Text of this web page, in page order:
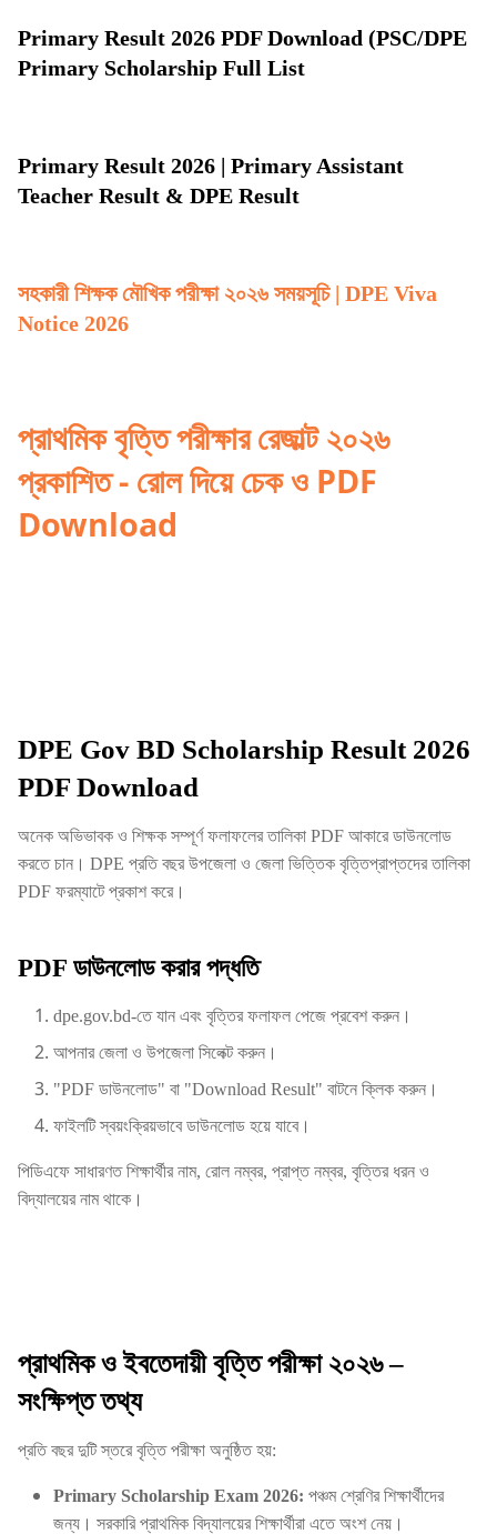
Primary Result 2026 PDF Download (PSC/DPE
Primary Scholarship Full List
Primary Result 2026 | Primary Assistant
Teacher Result & DPE Result
সহকারী শিক্ষক মৌখিক পরীক্ষা ২০২৬ সময়সূচি | DPE Viva
Notice 2026
প্রাথমিক বৃত্তি পরীক্ষার রেজাল্ট ২০২৬
প্রকাশিত - রোল দিয়ে চেক ও PDF
Download
DPE Gov BD Scholarship Result 2026
PDF Download
অনেক অভিভাবক ও শিক্ষক সম্পূর্ণ ফলাফলের তালিকা PDF আকারে ডাউনলোড
করতে চান। DPE প্রতি বছর উপজেলা ও জেলা ভিত্তিক বৃত্তিপ্রাপ্তদের তালিকা
PDF ফরম্যাটে প্রকাশ করে।
PDF ডাউনলোড করার পদ্ধতি
dpe.gov.bd-তে যান এবং বৃত্তির ফলাফল পেজে প্রবেশ করুন।
আপনার জেলা ও উপজেলা সিলেক্ট করুন।
"PDF ডাউনলোড" বা "Download Result" বাটনে ক্লিক করুন।
ফাইলটি স্বয়ংক্রিয়ভাবে ডাউনলোড হয়ে যাবে।
পিডিএফে সাধারণত শিক্ষার্থীর নাম, রোল নম্বর, প্রাপ্ত নম্বর, বৃত্তির ধরন ও
বিদ্যালয়ের নাম থাকে।
প্রাথমিক ও ইবতেদায়ী বৃত্তি পরীক্ষা ২০২৬ –
সংক্ষিপ্ত তথ্য
প্রতি বছর দুটি স্তরে বৃত্তি পরীক্ষা অনুষ্ঠিত হয়:
Primary Scholarship Exam 2026: পঞ্চম শ্রেণির শিক্ষার্থীদের
জন্য। সরকারি প্রাথমিক বিদ্যালয়ের শিক্ষার্থীরা এতে অংশ নেয়।